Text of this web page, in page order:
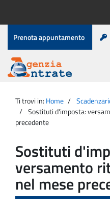
contenuto
Menu
di
servizio
Prenota appuntamento
Agenzia
Entrate
principale
Ti trovi in: Home
Sostituti d'imposta:
precedente
Sostituti
versamento
nel mese